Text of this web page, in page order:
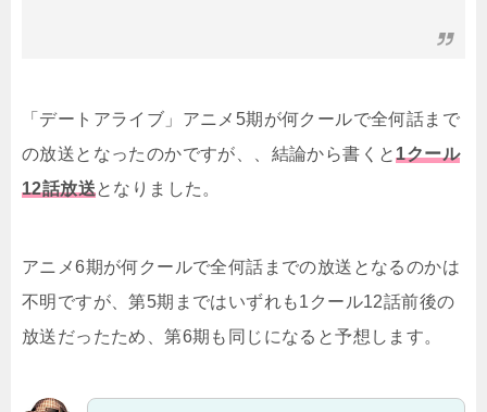
「デートアライブ」アニメ5期が何クールで全何話まで
の放送となったのかですが、、結論から書くと1クール
12話放送となりました。
アニメ6期が何クールで全何話までの放送となるのかは
不明ですが、第5期まではいずれも1クール12話前後の
放送だったため、第6期も同じになると予想します。